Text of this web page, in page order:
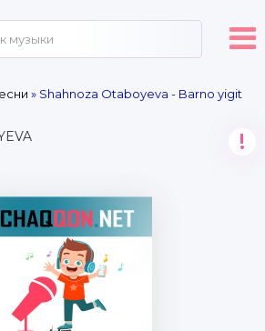
» Shahnoza Otaboyeva - Barno yigit
!